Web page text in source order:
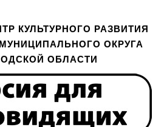
КУЛЬТУРНОГО РАЗВИТИЯ
ОКРУГА
ОБЛАСТИ